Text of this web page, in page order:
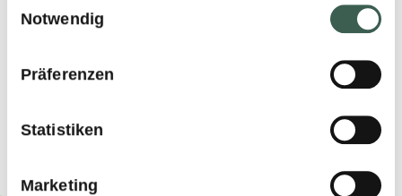
Notwendig
Präferenzen
Statistiken
Marketing
VRP
Tel. 058 895 95
95
hilcona@hilcona.com
cmf@cmf.com